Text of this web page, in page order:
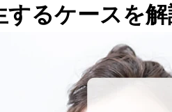
するケースを